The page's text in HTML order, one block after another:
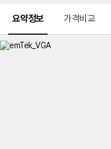
요약정보 가격비교